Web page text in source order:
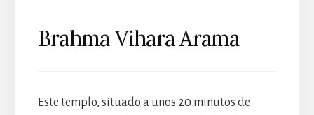
Brahma Vihara Arama
Este templo, situado a unos 20 minutos de